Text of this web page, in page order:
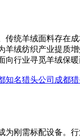
统羊绒面料存在
绒纺织产业提质
行业寻觅羊绒保
知名猎头公司 成都
刚需标配设备。